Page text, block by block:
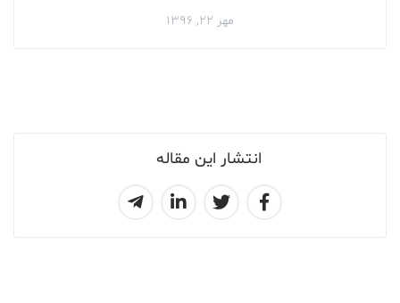
انتشار این مقاله
مهر ۲۲, ۱۳۹۶